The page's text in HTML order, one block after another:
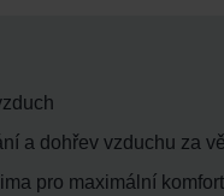
a dohřev vzduchu za
pro maximální